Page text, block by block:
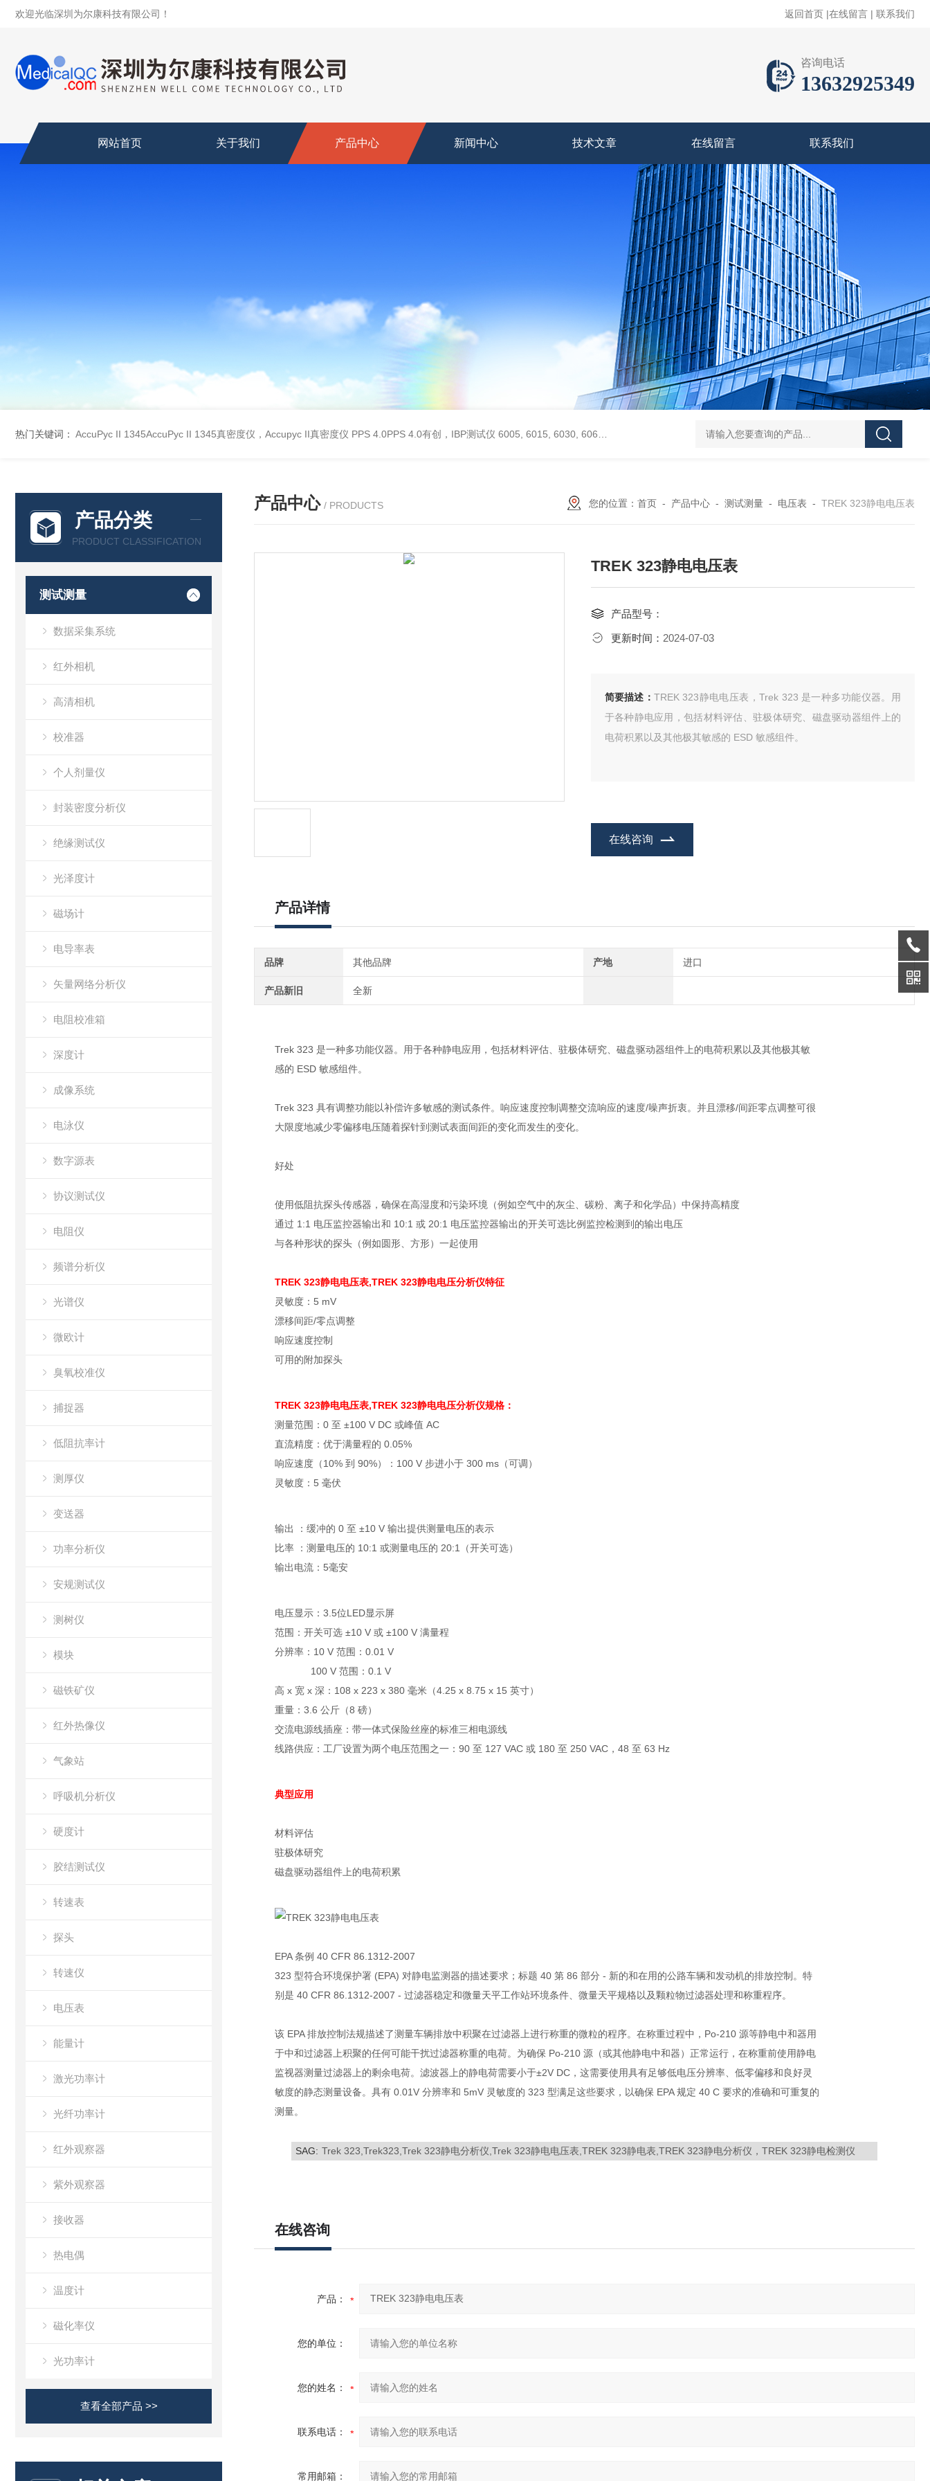
欢迎光临深圳为尔康科技有限公司！ 返回首页 |在线留言 | 联系我们
咨询电话
13632925349
网站首页 关于我们 产品中心 新闻中心 技术文章 在线留言 联系我们
热门关键词： AccuPyc II 1345AccuPyc II 1345真密度仪，Accupyc II真密度仪 PPS 4.0PPS 4.0有创，IBP测试仪 6005, 6015, 6030, 6060, 6100, 6170Hans Rudolph非扩散气体收集袋,Hans Rudolph非扩散气囊
产品分类
PRODUCT CLASSIFICATION
测试测量
数据采集系统
红外相机
高清相机
校准器
个人剂量仪
封装密度分析仪
绝缘测试仪
光泽度计
磁场计
电导率表
矢量网络分析仪
电阻校准箱
深度计
成像系统
电泳仪
数字源表
协议测试仪
电阻仪
频谱分析仪
光谱仪
微欧计
臭氧校准仪
捕捉器
低阻抗率计
测厚仪
变送器
功率分析仪
安规测试仪
测树仪
模块
磁铁矿仪
红外热像仪
气象站
呼吸机分析仪
硬度计
胶结测试仪
转速表
探头
转速仪
电压表
能量计
激光功率计
光纤功率计
红外观察器
紫外观察器
接收器
热电偶
温度计
磁化率仪
光功率计
查看全部产品 >>
产品中心 / PRODUCTS 您的位置： 首页 - 产品中心 - 测试测量 - 电压表 - TREK 323静电电压表
TREK 323静电电压表
产品型号：
更新时间： 2024-07-03
简要描述： TREK 323静电电压表，Trek 323 是一种多功能仪器。用
于各种静电应用，包括材料评估、驻极体研究、磁盘驱动器组件上的
电荷积累以及其他极其敏感的 ESD 敏感组件。
在线咨询
产品详情
品牌 其他品牌 产地 进口
产品新旧 全新
Trek 323 是一种多功能仪器。用于各种静电应用，包括材料评估、驻极体研究、磁盘驱动器组件上的电荷积累以及其他极其敏
感的 ESD 敏感组件。
Trek 323 具有调整功能以补偿许多敏感的测试条件。响应速度控制调整交流响应的速度/噪声折衷。并且漂移/间距零点调整可很
大限度地减少零偏移电压随着探针到测试表面间距的变化而发生的变化。
好处
使用低阻抗探头传感器，确保在高湿度和污染环境（例如空气中的灰尘、碳粉、离子和化学品）中保持高精度
通过 1:1 电压监控器输出和 10:1 或 20:1 电压监控器输出的开关可选比例监控检测到的输出电压
与各种形状的探头（例如圆形、方形）一起使用
TREK 323静电电压表,TREK 323静电电压分析仪特征
灵敏度：5 mV
漂移间距/零点调整
响应速度控制
可用的附加探头
TREK 323静电电压表,TREK 323静电电压分析仪规格：
测量范围：0 至 ±100 V DC 或峰值 AC
直流精度：优于满量程的 0.05%
响应速度（10% 到 90%）：100 V 步进小于 300 ms（可调）
灵敏度：5 毫伏
输出 ：缓冲的 0 至 ±10 V 输出提供测量电压的表示
比率 ：测量电压的 10:1 或测量电压的 20:1（开关可选）
输出电流：5毫安
电压显示：3.5位LED显示屏
范围：开关可选 ±10 V 或 ±100 V 满量程
分辨率：10 V 范围：0.01 V
100 V 范围：0.1 V
高 x 宽 x 深：108 x 223 x 380 毫米（4.25 x 8.75 x 15 英寸）
重量：3.6 公斤（8 磅）
交流电源线插座：带一体式保险丝座的标准三相电源线
线路供应：工厂设置为两个电压范围之一：90 至 127 VAC 或 180 至 250 VAC，48 至 63 Hz
典型应用
材料评估
驻极体研究
磁盘驱动器组件上的电荷积累
EPA 条例 40 CFR 86.1312-2007
323 型符合环境保护署 (EPA) 对静电监测器的描述要求；标题 40 第 86 部分 - 新的和在用的公路车辆和发动机的排放控制。特
别是 40 CFR 86.1312-2007 - 过滤器稳定和微量天平工作站环境条件、微量天平规格以及颗粒物过滤器处理和称重程序。
该 EPA 排放控制法规描述了测量车辆排放中积聚在过滤器上进行称重的微粒的程序。在称重过程中，Po-210 源等静电中和器用
于中和过滤器上积聚的任何可能干扰过滤器称重的电荷。为确保 Po-210 源（或其他静电中和器）正常运行，在称重前使用静电
监视器测量过滤器上的剩余电荷。滤波器上的静电荷需要小于±2V DC，这需要使用具有足够低电压分辨率、低零偏移和良好灵
敏度的静态测量设备。具有 0.01V 分辨率和 5mV 灵敏度的 323 型满足这些要求，以确保 EPA 规定 40 C 要求的准确和可重复的
测量。
SAG: Trek 323,Trek323,Trek 323静电分析仪,Trek 323静电电压表,TREK 323静电表,TREK 323静电分析仪，TREK 323静电检测仪
在线咨询
产品：
您的单位：
您的姓名：
联系电话：
常用邮箱：